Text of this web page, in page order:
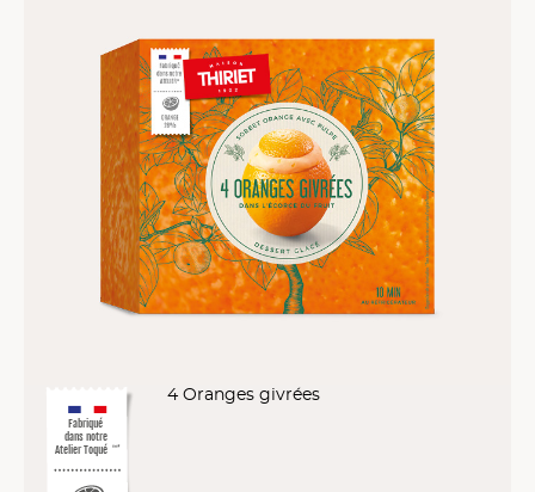
Fabriqué
dans notre
Atelier Toqué
™*
4 Oranges givrées